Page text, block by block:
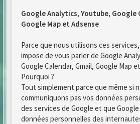
Google Analytics, Youtube, Google
Google Map et Adsense
Parce que nous utilisons ces
impose de vous parler de Google
Google Calendar, Gmail, Google Map
Pourquoi ?
Tout simplement parce que même si
communiquons pas vos données
des services de Google et que
données personnelles des